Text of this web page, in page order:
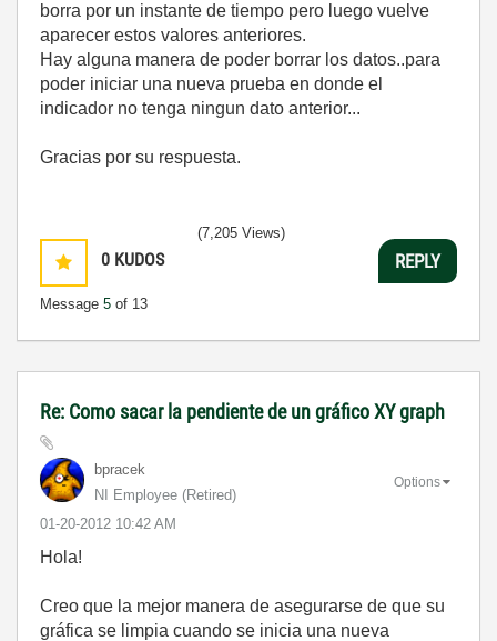
borra por un instante de tiempo pero luego vuelve
aparecer estos valores anteriores.
Hay alguna manera de poder borrar los datos..para
poder iniciar una nueva prueba en donde el
indicador no tenga ningun dato anterior...
Gracias por su respuesta.
0 KUDOS
Message 5 of 13
(7,205 Views)
REPLY
Re: Como sacar la pendiente de un gráfico XY graph
bpracek
NI Employee (retired)
‎01-20-2012 10:42 AM
Options
Hola!
Creo que la mejor manera de asegurarse de que su
gráfica se limpia cuando se inicia una nueva